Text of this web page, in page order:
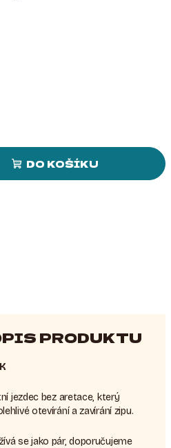
DO KOŠÍKU
PRODUKTU
jezdec bez aretace, který
otevírání a zavírání zipu.
se jako pár, doporučujeme